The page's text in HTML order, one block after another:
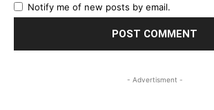
Notify me of new posts by email.
- Advertisment -